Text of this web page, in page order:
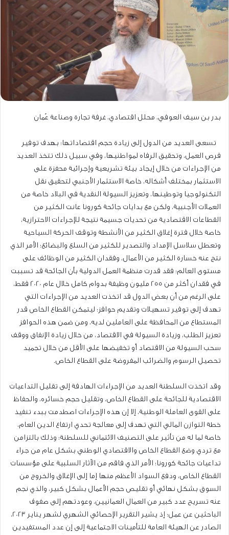
بدر بن سيف العوفي، محلل اقتصادي، غرفة تجارة وصناعة عُمان
تسعى العديد من الدول إلى زيادة حجم اقتصاداتها؛ بهدف توفير
فرص العمل، وتحقيق الرفاه لمواطنيها، وفي سبيل ذلك تتخذ العديد
من الإجراءات من خلال إيجاد بيئة تشريعية وإجرائية محفزة على
الاستثمار بمختلف أشكاله، خاصة الاستثمار الأجنبي لتحقيق نقل
التكنولوجيا وتوطينها، وتعزيز السيولة النقدية في البلاد خاصة من
العملات الأجنبية، ولكن مع بدايات جائحة كورونا عانت الكثير من
القطاعات الاقتصادية من تحديات جسيمة نتيجة للإجراءات الاحترازية،
خاصة خلال فترة إغلاق الكثير من الأنشطة وتوقف الحركة السياحية
وتعطل سلاسل الإمداد والتصدير للكثير من السلع والبضائع؛ الأمر الذي
نتج عنه خسارة الكثير من الأعمال، وفقدان الكثير من الوظائف على
مستوى العالم؛ فقد قدرت منظمة العمل الدولية بأن الجائحة قد تسببت
في فقدان أكثر من 255 مليون وظيفة بدوام كامل خلال عام 2020 فقط،
على الرغم من أن بعض الدول قد اتخذت العديد من الإجراءات التي
تهدف إلى توفير تسهيلات وتقديم حوافز؛ ليتمكن القطاع الخاص قدر
المستطاع من المحافظة على العاملين لديه، ومن ضمن هذه الحوافز
تعزيز الطلب، وزيادة السيولة في الاقتصاد، من خلال زيادة الإنفاق ووقف
سحب السيولة من الاقتصاد أو تخفيضها على الأقل من خلال تجميد
تحصيل الرسوم والضرائب المفروضة على القطاع الخاص.
وقد اتخذت السلطنة العديد من الإجراءات الهادفة إلى تقليل التداعيات
الاقتصادية للجائحة على القطاع الخاص، وتقليل حجم خسائره، والحفاظ
على القوى العاملة الوطنية، إلا إن هذه الإجراءات اصطدمت ببدء تنفيذ
خطة التوازن المالي التي تهدف إلى معالجة تحدي ارتفاع الدين العام،
خاصة لما له من تأثير على التصنيف الائتماني للسلطنة؛ وذلك بالتزامن
مع تردي وضع القطاع الخاص والاقتصادي الوطني بشكل عام من جراء
تداعيات جائحة كورونا؛ الأمر الذي فاقم من الآثار السلبية على مؤسسات
القطاع الخاص، ودفع السواد الأعظم منها إما إلى الإغلاق والخروج من
السوق بشكل نهائي أو تقليص حجم الأعمال بشكل كبير، والذي نجم
عنه تسريح عدد كبير من العمال العمانيين، وعودتهم إلى صفوف
الباحثين عن عمل؛ إذ يشير التقرير الإحصائي الشهري لشهر يناير 2023،
الصادر عن الهيئة العامة للتأمينات الاجتماعية إلى إن عدد المستفيدين